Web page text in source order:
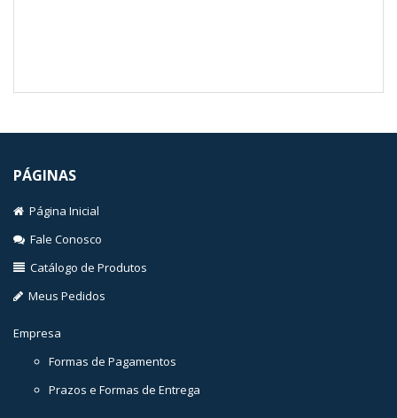
PÁGINAS
Página Inicial
Fale Conosco
Catálogo de Produtos
Meus Pedidos
Empresa
Formas de Pagamentos
Prazos e Formas de Entrega